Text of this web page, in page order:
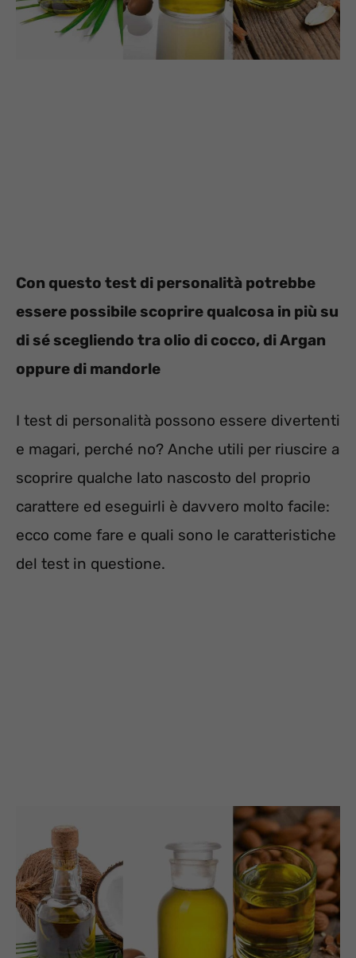
Con questo test di personalità potrebbe
essere possibile scoprire qualcosa in più su
di sé scegliendo tra olio di cocco, di Argan
oppure di mandorle
I test di personalità possono essere divertenti
e magari, perché no? Anche utili per riuscire a
scoprire qualche lato nascosto del proprio
carattere ed eseguirli è davvero molto facile:
ecco come fare e quali sono le caratteristiche
del test in questione.